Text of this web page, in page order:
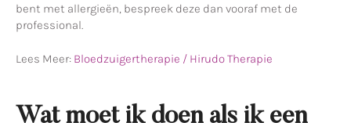
bent met allergieën, bespreek deze dan vooraf met de
professional.
Lees Meer: Bloedzuigertherapie / Hirudo Therapie
Wat moet ik doen als ik een